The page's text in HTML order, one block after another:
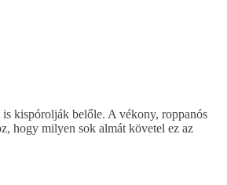
is kispórolják belőle. A vékony, roppanós
hogy milyen sok almát követel ez az